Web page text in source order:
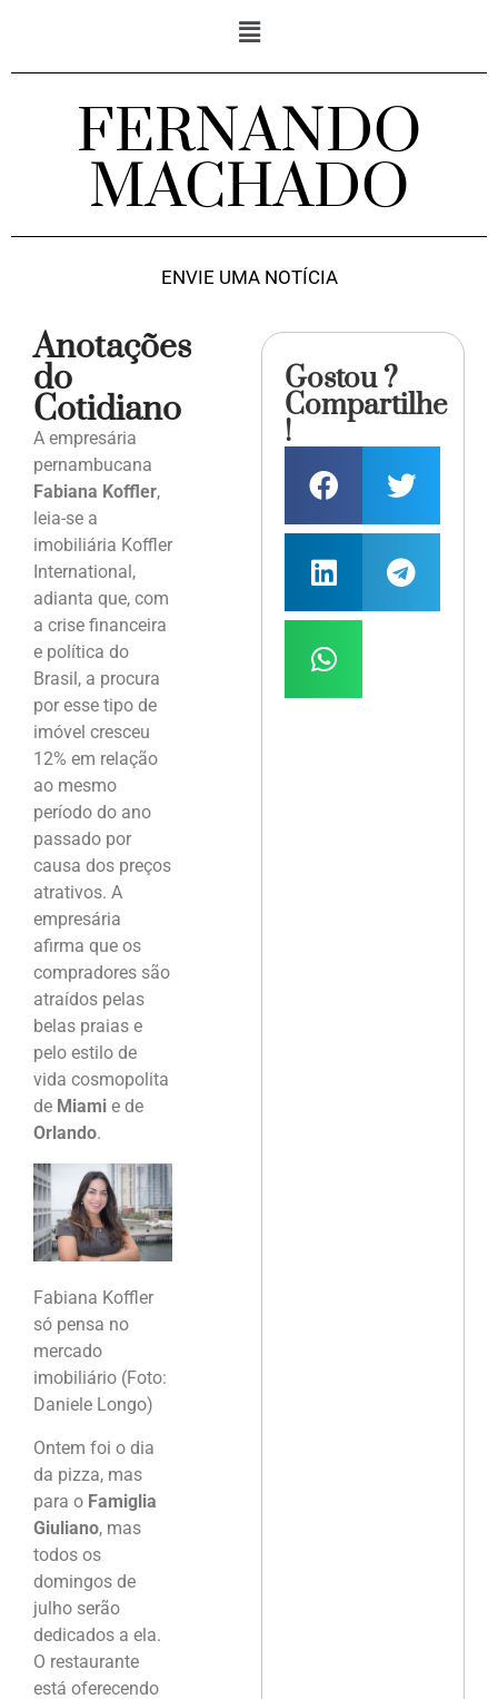
FERNANDO
MACHADO
ENVIE UMA NOTÍCIA
Anotações
do
Cotidiano
A empresária
pernambucana
Fabiana Koffler,
leia-se a
imobiliária Koffler
International,
adianta que, com
a crise financeira
e política do
Brasil, a procura
por esse tipo de
imóvel cresceu
12% em relação
ao mesmo
período do ano
passado por
causa dos preços
atrativos. A
empresária
afirma que os
compradores são
atraídos pelas
belas praias e
pelo estilo de
vida cosmopolita
de Miami e de
Orlando.
Fabiana Koffler
só pensa no
mercado
imobiliário (Foto:
Daniele Longo)
Ontem foi o dia
da pizza, mas
para o Famiglia
Giuliano, mas
todos os
domingos de
julho serão
dedicados a ela.
O restaurante
está oferecendo
Gostou ?
Compartilhe
!